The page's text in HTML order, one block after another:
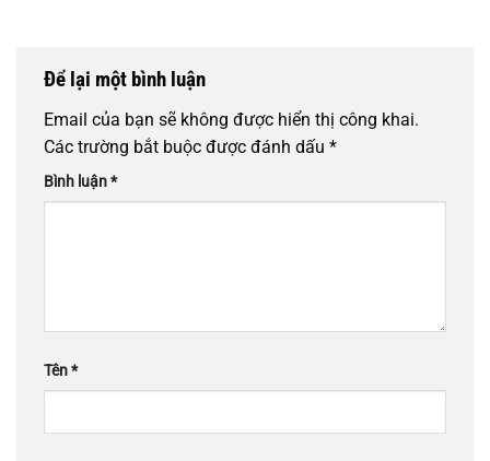
Để lại một bình luận
Email của bạn sẽ không được hiển thị công khai.
Các trường bắt buộc được đánh dấu *
Bình luận*
Tên*